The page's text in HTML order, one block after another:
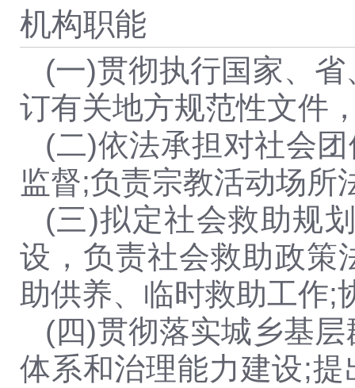
机构职能
(一)贯彻执行国家、
订有关地方规范性文件
(二)依法承担对社会
监督;负责宗教活动场所
(三)拟定社会救助规
设，负责社会救助政策
助供养、临时救助工作;
(四)贯彻落实城乡基
体系和治理能力建设;